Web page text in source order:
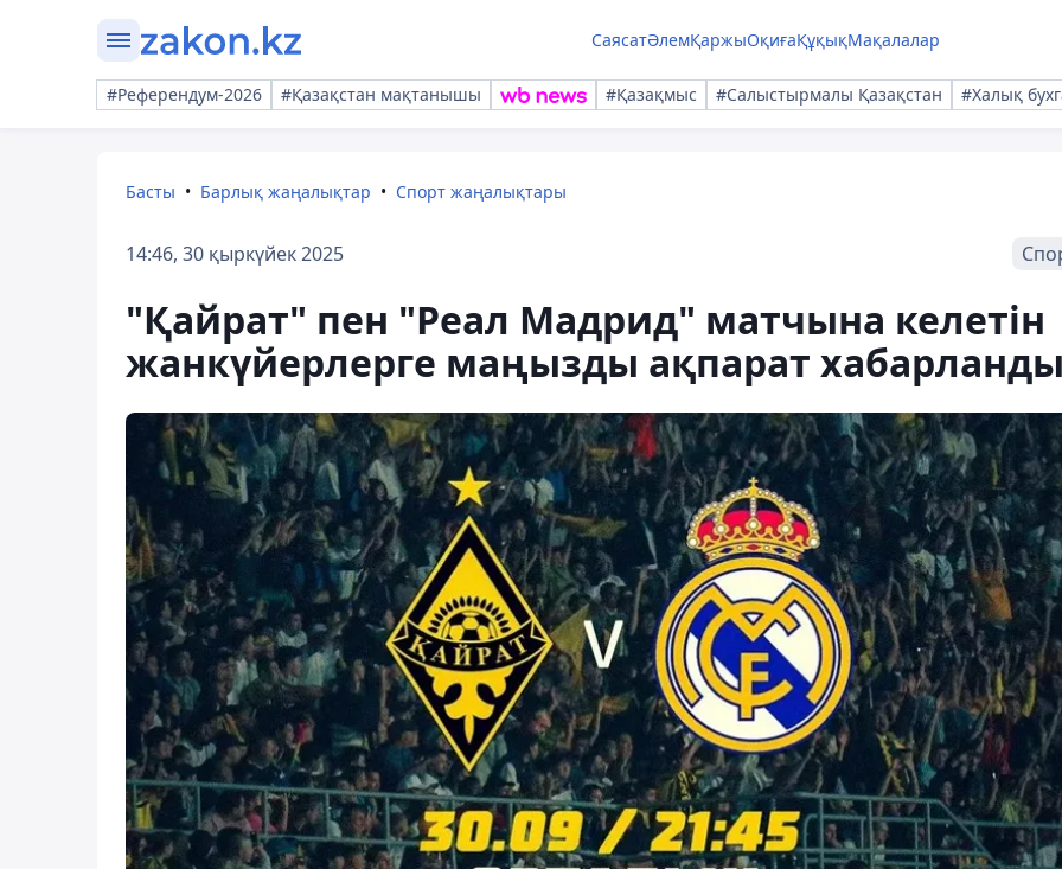
СаясатӘлемҚаржыОқиғаҚұқықМақалалар
#Референдум-2026 #Қазақстан мақтанышы #Қазақмыс #Салыстырмалы Қазақстан #Халық
Басты Барлық жаңалықтар Спорт жаңалықтары
14:46, 30 қыркүйек 2025
"Қайрат" пен "Реал Мадрид" матчына келетін
жанкүйерлерге маңызды ақпарат